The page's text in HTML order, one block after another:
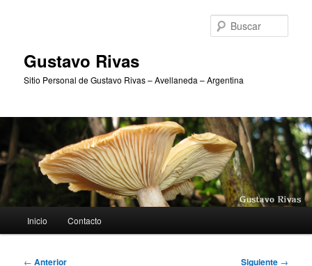
Gustavo Rivas
Sitio Personal de Gustavo Rivas – Avellaneda – Argentina
principal
Inicio Contacto
Navegación
← Anterior Siguiente →